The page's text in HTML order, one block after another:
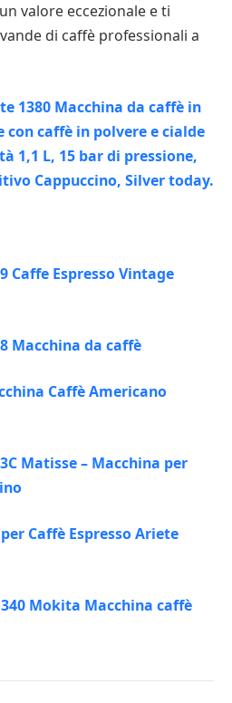
valore eccezionale e ti
di caffè professionali a
Caffe Espresso Vintage
Macchina da caffè
Caffè Americano
Matisse – Macchina per
Caffè Espresso Ariete
Mokita Macchina caffè